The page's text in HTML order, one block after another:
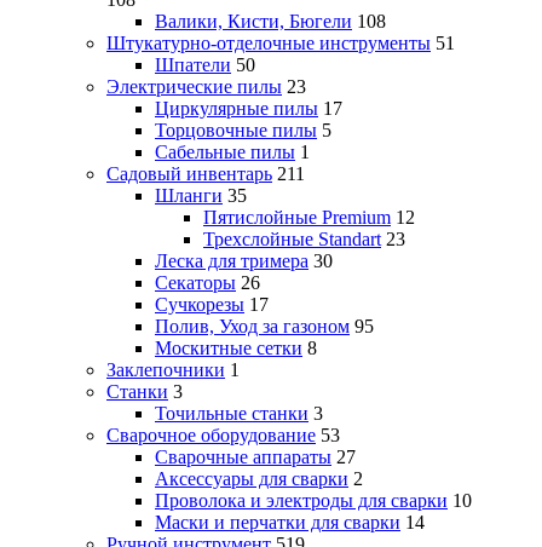
Валики, Кисти, Бюгели 108
Штукатурно-отделочные инструменты 51
Шпатели 50
Электрические пилы 23
Циркулярные пилы 17
Торцовочные пилы 5
Сабельные пилы 1
Садовый инвентарь 211
Шланги 35
Пятислойные Premium 12
Трехслойные Standart 23
Леска для тримера 30
Секаторы 26
Сучкорезы 17
Полив, Уход за газоном 95
Москитные сетки 8
Заклепочники 1
Станки 3
Точильные станки 3
Сварочное оборудование 53
Сварочные аппараты 27
Аксессуары для сварки 2
Проволока и электроды для сварки 10
Маски и перчатки для сварки 14